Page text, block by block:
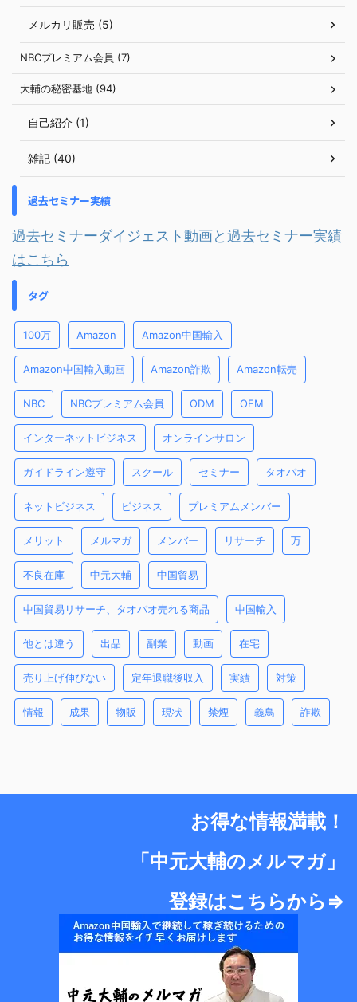
メルカリ販売 (5)
NBCプレミアム会員 (7)
大輔の秘密基地 (94)
自己紹介 (1)
雑記 (40)
過去セミナー実績
過去セミナーダイジェスト動画と過去セミナー実績
はこちら
タグ
100万 Amazon Amazon中国輸入
Amazon中国輸入動画 Amazon詐欺 Amazon転売
NBC NBCプレミアム会員 ODM OEM
インターネットビジネス オンラインサロン
ガイドライン遵守 スクール セミナー タオバオ
ネットビジネス ビジネス プレミアムメンバー
メリット メルマガ メンバー リサーチ 万
不良在庫 中元大輔 中国貿易
中国貿易リサーチ、タオバオ売れる商品 中国輸入
他とは違う 出品 副業 動画 在宅
売り上げ伸びない 定年退職後収入 実績 対策
情報 成果 物販 現状 禁煙 義鳥 詐欺
お得な情報満載！
「中元大輔のメルマガ」
登録はこちらから⇒